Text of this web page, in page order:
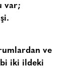
var;
ve
iki ildeki